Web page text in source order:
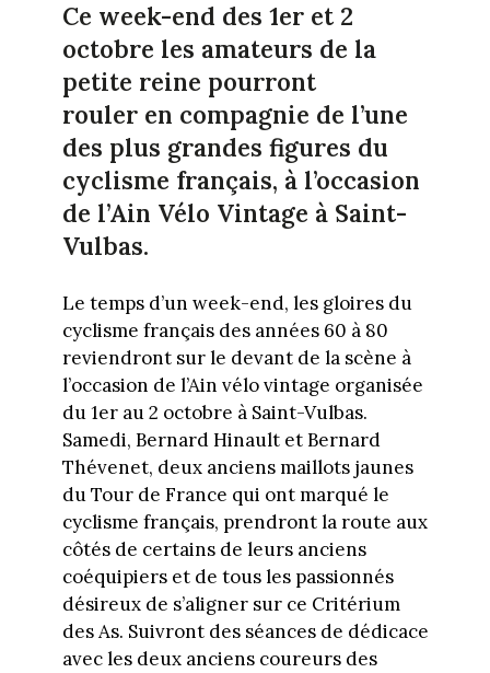
Ce week-end des 1er et 2
octobre les amateurs de la
petite reine pourront
rouler en compagnie de l’une
des plus grandes figures du
cyclisme français, à l’occasion
de l’Ain Vélo Vintage à Saint-
Vulbas.
Le temps d’un week-end, les gloires du
cyclisme français des années 60 à 80
reviendront sur le devant de la scène à
l’occasion de l’Ain vélo vintage organisée
du 1er au 2 octobre à Saint-Vulbas.
Samedi, Bernard Hinault et Bernard
Thévenet, deux anciens maillots jaunes
du Tour de France qui ont marqué le
cyclisme français, prendront la route aux
côtés de certains de leurs anciens
coéquipiers et de tous les passionnés
désireux de s’aligner sur ce Critérium
des As. Suivront des séances de dédicace
avec les deux anciens coureurs des